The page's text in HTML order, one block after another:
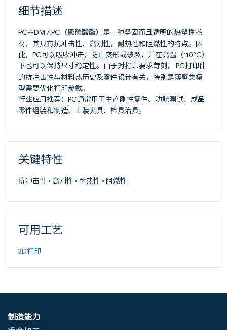
细节描述
PC-FDM / PC（聚碳酸酯）是一种坚固而且透明的热塑性耗
材，其具有抗冲击性、高刚性，耐热性和阻燃性的特点。因
此，PC可以吸收冲击，防止变形或破裂，并在高温（110°C）
下也可以保持尺寸稳定性。由于对打印要求苛刻， PC打印件
的抗冲击性与材料热历史及零件设计有关，特别是薄壁类模
型需要优化打印参数。
行业应用推荐：PC通常用于生产刚性零件、功能测试、成品
零件组装和制造、工装夹具、检具治具。
关键特性
抗冲击性 • 高刚性 • 耐热性 • 阻燃性
可用工艺
3D打印
制造能力